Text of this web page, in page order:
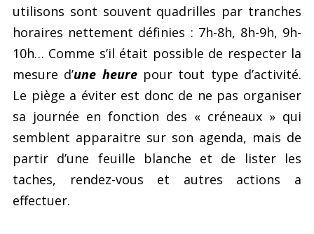
utilisons sont souvent quadrilles par tranches
horaires nettement définies : 7h-8h, 8h-9h, 9h-
10h… Comme s’il était possible de respecter la
mesure d’une heurepour tout type d’activité.
Le piège a éviter est donc de ne pas organiser
sa journée en fonction des « créneaux » qui
semblent apparaitre sur son agenda, mais de
partir d’une feuille blanche et de lister les
taches, rendez-vous et autres actions a
effectuer.